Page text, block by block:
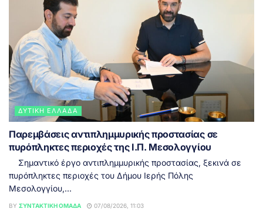
ΔΥΤΙΚΉ ΕΛΛΆΔΑ
Παρεμβάσεις αντιπλημμυρικής προστασίας σε
πυρόπληκτες περιοχές της Ι.Π. Μεσολογγίου
Σημαντικό έργο αντιπλημμυρικής προστασίας, ξεκινά σε
πυρόπληκτες περιοχές του Δήμου Ιερής Πόλης
Μεσολογγίου,...
BY ΣΥΝΤΑΚΤΙΚΉ ΟΜΆΔΑ 07/08/2026, 11:03